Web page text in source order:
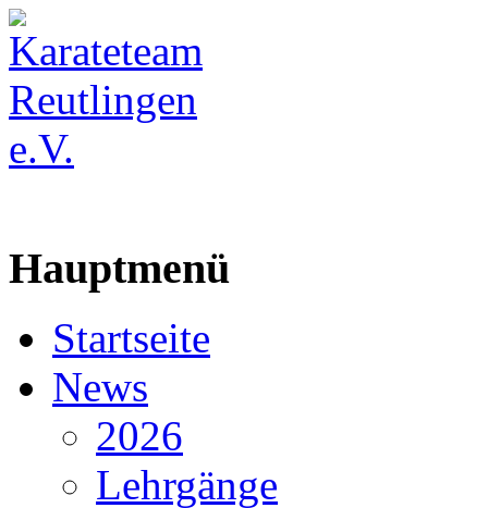
Hauptmenü
Startseite
News
2026
Lehrgänge